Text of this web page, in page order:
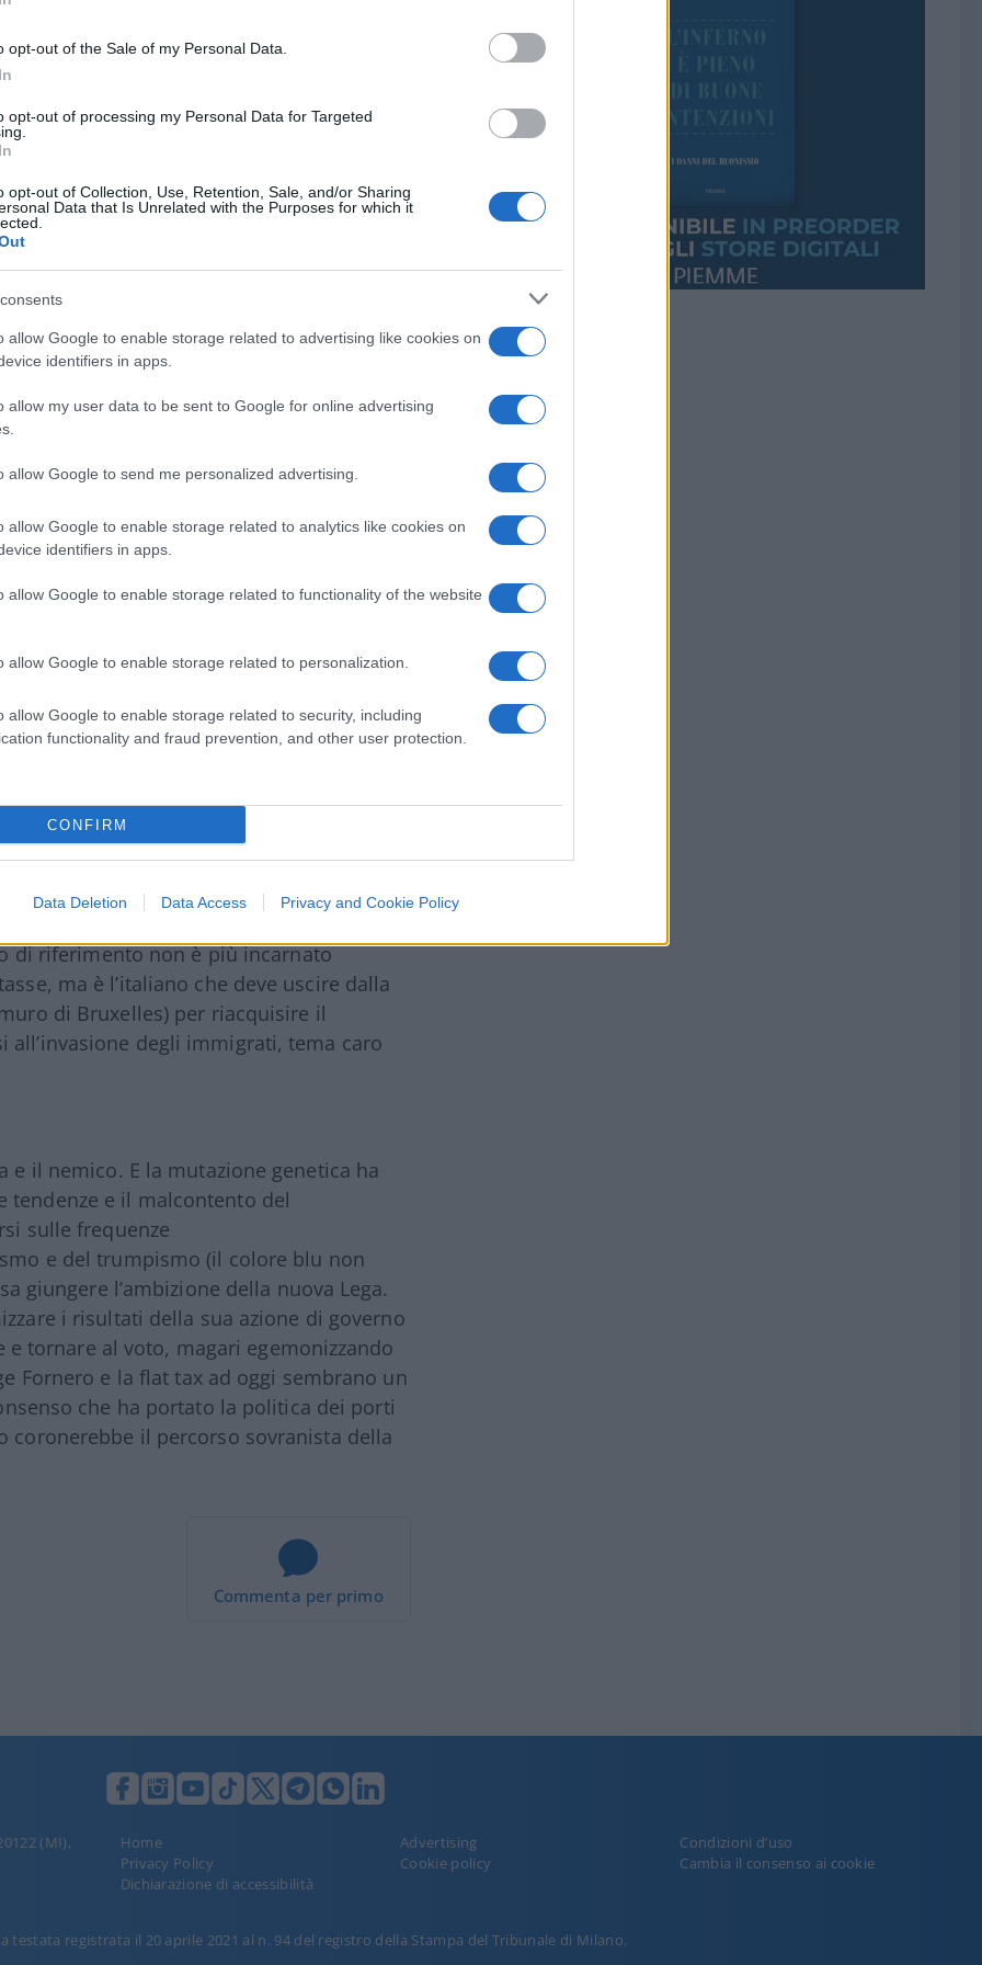
opt-out of the Sale of my Personal Data.
opt-out of processing my Personal Data for Targeted
opt-out of Collection, Use, Retention, Sale, and/or Sharing
Data that Is Unrelated with the Purposes for which it
allow Google to enable storage related to advertising like cookies on
identifiers in apps.
allow my user data to be sent to Google for online advertising
allow Google to send me personalized advertising.
allow Google to enable storage related to analytics like cookies on
identifiers in apps.
allow Google to enable storage related to functionality of the website
allow Google to enable storage related to personalization.
allow Google to enable storage related to security, including
functionality and fraud prevention, and other user protection.
CONFIRM
Data Deletion Data Access Privacy and Cookie Policy
la Lega di Salvini? E in che
ben strutturato localmente. È
territorio, in grado di mobilitare in
e una linea comunicativa
in salsa italiana. A cui si somma il
la quale il popolo, in modo
e per questo può essere un modello
un modello comunicativo
di Salvini. Un messaggio schietto,
attraverso slogan facilmente
governo, è finita la pacchia, a casa
che mettono al centro il popolo e per
in cui si annida il male. Grazie a
costringe chi lo ascolta a
mezzo non esistono. O ci si oppone agli
o si è euroscettici. Una
non può esistere. L’immediatezza dello
alle dinamiche delweb. Parlare
È cogliere lo spirito della
media.
per la ‘popolanità’ della leadership Salvini
qui. Perché il Capitano ha rovesciato e
Al federalismo e alla secessione ha
all’Unione Europea. Roma non è
voti. Il vero nemico èa Bruxelles
I meridionali sono pienamente
iniqua e l’assistenzialismo, risorse
di riferimento non è più incarnato
ma è l’italiano che deve uscire dalla
di Bruxelles) per riacquisire il
degli immigrati, tema caro
e il nemico. E la mutazione genetica ha
tendenze e il malcontento del
sulle frequenze
e del trumpismo (il colore blu non
giungere l’ambizione della nuova Lega.
i risultati della sua azione di governo
tornare al voto, magari egemonizzando
Fornero e la flat tax ad oggi sembrano un
che ha portato la politica dei porti
coronerebbe il percorso sovranista della
Commenta per primo
(MI),
Home Advertising
Condizioni d’uso
Privacy Policy
Cookie policy
Cambia il consenso ai cookie
Dichiarazione di accessibilità
testata registrata il 20 aprile 2021 al n. 94 del registro della Stampa del Tribunale di Milano.